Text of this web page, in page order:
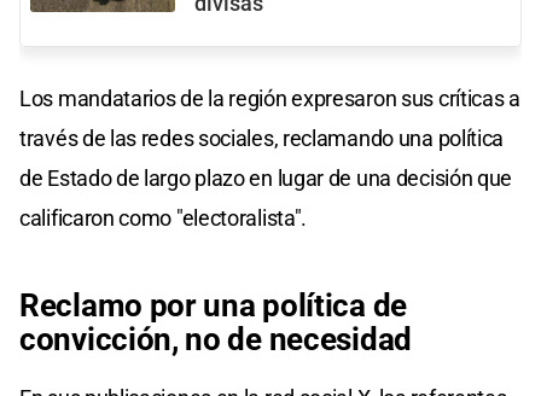
Los mandatarios de la región expresaron sus críticas a
través de las redes sociales, reclamando una política
de Estado de largo plazo en lugar de una decisión que
calificaron como "electoralista".
Reclamo por una política de
convicción, no de necesidad